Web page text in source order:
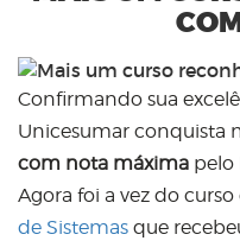
Confirmando sua
Unicesumar conquista
com nota máxima pelo
Agora foi a vez do curso
de Sistemas que